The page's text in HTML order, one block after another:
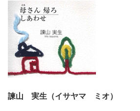
諫山 実生（イサヤマ ミオ）